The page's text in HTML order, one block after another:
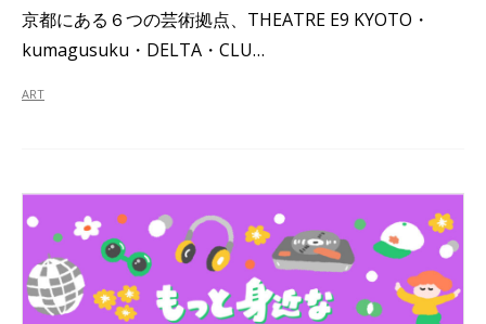
京都にある６つの芸術拠点、THEATRE E9 KYOTO・
kumagusuku・DELTA・CLU…
ART